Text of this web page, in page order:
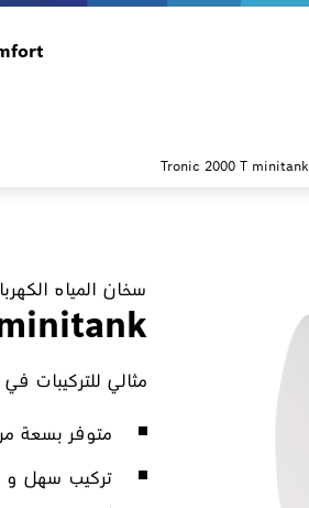
Tronic 2000 T minitank
سخان المياه
مثالي للتركيبات
متوفر بسعة من 10 و 15
تركيب سهل و